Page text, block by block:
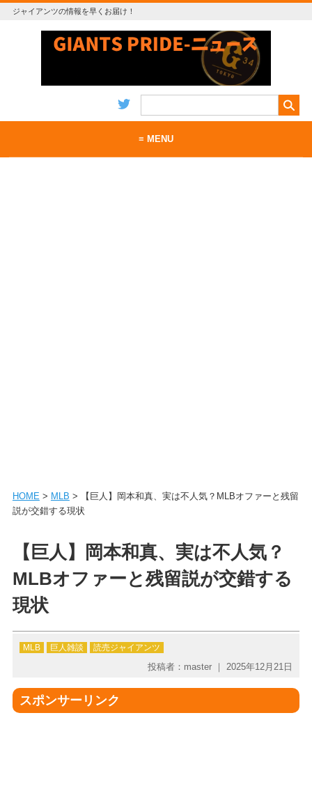
ジャイアンツの情報を早くお届け！
≡ MENU
HOME> MLB > 【巨人】岡本和真、実は不人気？MLBオファーと残留
説が交錯する現状
【巨人】岡本和真、実は不人気？
MLBオファーと残留説が交錯する
現状
MLB 巨人雑談 読売ジャイアンツ
投稿者：master ｜ 2025年12月21日
スポンサーリンク